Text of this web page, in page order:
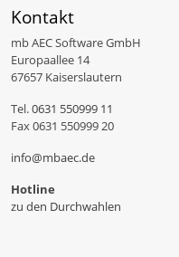
Kontakt
mb AEC Software GmbH
Europaallee 14
67657 Kaiserslautern
Tel.0631 550999 11
Fax 0631 550999 20
info@mbaec.de
Hotline
zu den Durchwahlen